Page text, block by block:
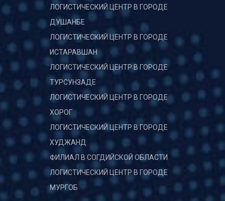
ЛОГИСТИЧЕСКИЙ ЦЕНТР В ГОРОДЕ
ДУШАНБЕ
ЛОГИСТИЧЕСКИЙ ЦЕНТР В ГОРОДЕ
ИСТАРАВШАН
ЛОГИСТИЧЕСКИЙ ЦЕНТР В ГОРОДЕ
ТУРСУНЗАДЕ
ЛОГИСТИЧЕСКИЙ ЦЕНТР В ГОРОДЕ
ХОРОГ
ЛОГИСТИЧЕСКИЙ ЦЕНТР В ГОРОДЕ
ХУДЖАНД
ФИЛИАЛ В СОГДИЙСКОЙ ОБЛАСТИ
ЛОГИСТИЧЕСКИЙ ЦЕНТР В ГОРОДЕ
МУРГОБ